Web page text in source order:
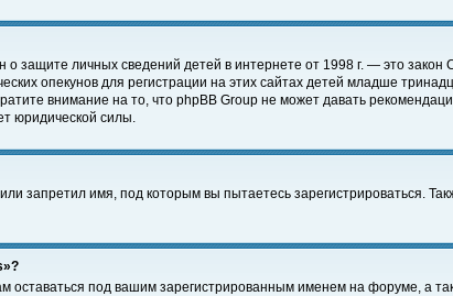
о защите личных сведений детей в интернете от 1998 г. — это
опекунов для регистрации на этих сайтах детей младше
внимание на то, что phpBB Group не может давать
юридической силы.
запретил имя, под которым вы пытаетесь зарегистрироваться.
под вашим зарегистрированным именем на форуме, а